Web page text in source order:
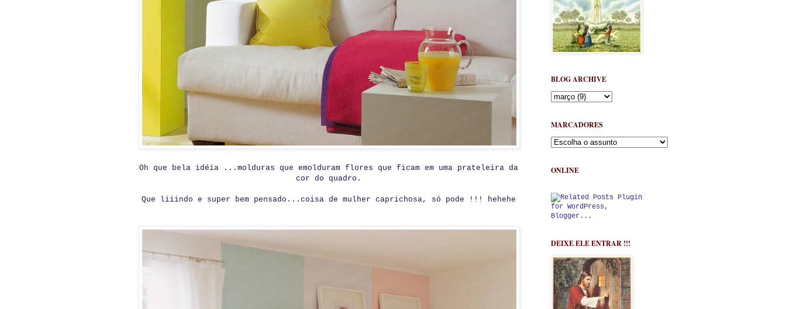
Oh que bela idéia ...molduras que emolduram flores que ficam em uma prateleira da
cor do quadro.
Que liiindo e super bem pensado...coisa de mulher caprichosa, só pode !!! hehehe
BLOG ARCHIVE
MARCADORES
ONLINE
DEIXE ELE ENTRAR !!!